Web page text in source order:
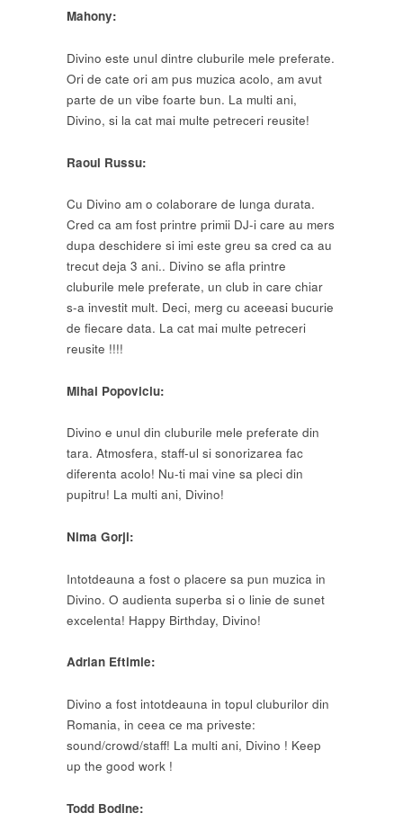
Mahony:
Divino este unul dintre cluburile mele preferate.
Ori de cate ori am pus muzica acolo, am avut
parte de un vibe foarte bun. La multi ani,
Divino, si la cat mai multe petreceri reusite!
Raoul Russu:
Cu Divino am o colaborare de lunga durata.
Cred ca am fost printre primii DJ-i care au mers
dupa deschidere si imi este greu sa cred ca au
trecut deja 3 ani.. Divino se afla printre
cluburile mele preferate, un club in care chiar
s-a investit mult. Deci, merg cu aceeasi bucurie
de fiecare data. La cat mai multe petreceri
reusite !!!!
Mihai Popoviciu:
Divino e unul din cluburile mele preferate din
tara. Atmosfera, staff-ul si sonorizarea fac
diferenta acolo! Nu-ti mai vine sa pleci din
pupitru! La multi ani, Divino!
Nima Gorji:
Intotdeauna a fost o placere sa pun muzica in
Divino. O audienta superba si o linie de sunet
excelenta! Happy Birthday, Divino!
Adrian Eftimie:
Divino a fost intotdeauna in topul cluburilor din
Romania, in ceea ce ma priveste:
sound/crowd/staff! La multi ani, Divino ! Keep
up the good work !
Todd Bodine: